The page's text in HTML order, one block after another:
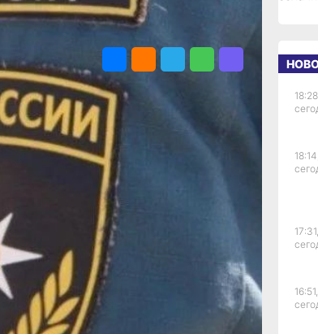
Таисия
Субботина
ПОДЕЛИТЬСЯ
18:14,
17:31,
16:51,